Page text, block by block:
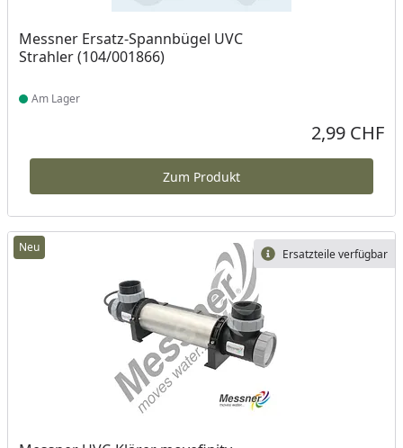
Messner Ersatz-Spannbügel UVC
Strahler (104/001866)
Produkt am Lager
Am Lager
Aktueller Preis
2,99 CHF
Zum Produkt
Neu Ersatzteile verfügbar